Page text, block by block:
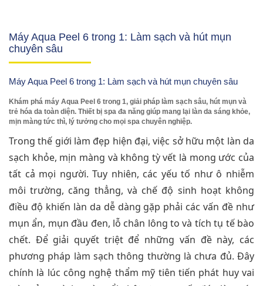
Máy Aqua Peel 6 trong 1: Làm sạch và hút mụn
chuyên sâu
Máy Aqua Peel 6 trong 1: Làm sạch và hút mụn chuyên sâu
Khám phá máy Aqua Peel 6 trong 1, giải pháp làm sạch sâu, hút mụn và
trẻ hóa da toàn diện. Thiết bị spa đa năng giúp mang lại làn da sáng khỏe,
mịn màng tức thì, lý tưởng cho mọi spa chuyên nghiệp.
Trong thế giới làm đẹp hiện đại, việc sở hữu một làn da
sạch khỏe, mịn màng và không tỳ vết là mong ước của
tất cả mọi người. Tuy nhiên, các yếu tố như ô nhiễm
môi trường, căng thẳng, và chế độ sinh hoạt không
điều độ khiến làn da dễ dàng gặp phải các vấn đề như
mụn ẩn, mụn đầu đen, lỗ chân lông to và tích tụ tế bào
chết. Để giải quyết triệt để những vấn đề này, các
phương pháp làm sạch thông thường là chưa đủ. Đây
chính là lúc công nghệ thẩm mỹ tiên tiến phát huy vai